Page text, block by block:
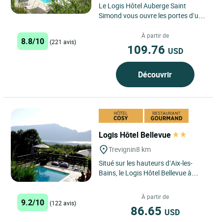
Le Logis Hôtel Auberge Saint
Simond vous ouvre les portes d’un
Cet hôtel 3 étoiles...
8.8/10 (221 avis)
À partir de
109.76 USD
Découvrir
Logis Hôtel Bellevue
Trevignin8 km
Situé sur les hauteurs d’Aix-les-
Bains, le Logis Hôtel Bellevue à
emplacement privilégié...
9.2/10 (122 avis)
À partir de
86.65 USD